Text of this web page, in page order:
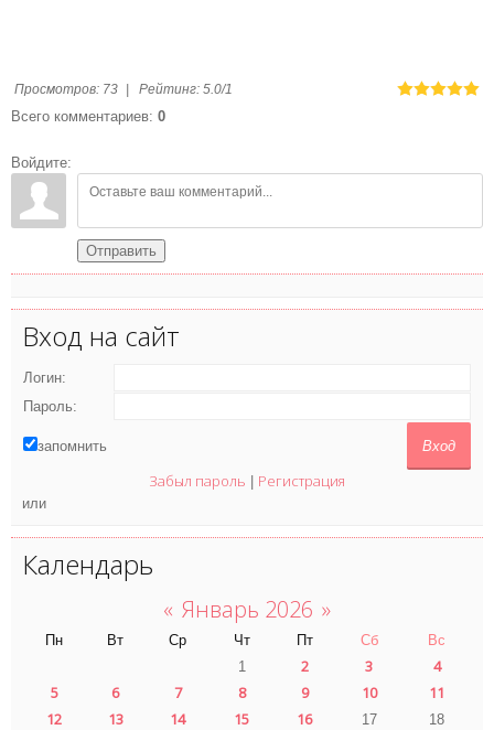
Просмотров: 73 Рейтинг: 5.0/1
Всего комментариев: 0
Войдите:
Отправить
Вход на сайт
Логин:
Пароль:
запомнить
Забыл пароль Регистрация
или
Календарь
« Январь 2026 »
Пн Вт Ср Чт Пт Сб
Вс
1
2 3
4
5
6 7 8 9 10
11
12
13 14 15 16 17 18